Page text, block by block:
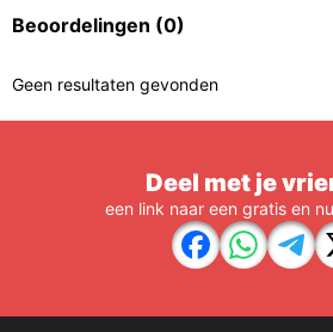
Beoordelingen (0)
Geen resultaten gevonden
Deel met je
een link naar een gratis en